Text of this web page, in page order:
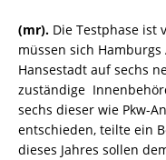
(mr). Die Testphase ist
müssen sich
Hansestadt auf sechs
zuständige
sechs dieser wie Pkw-
entschieden, teilte ein
dieses Jahres sollen